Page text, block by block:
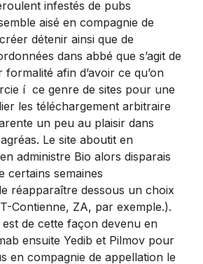
infestés de pubs
aisé en compagnie de
détenir ainsi que de
dans abbé que s’agit de
afin d’avoir ce qu’on
í ce genre de sites pour une
les téléchargement arbitraire
un peu au plaisir dans
Le site aboutit en
administre Bio alors disparais
certains semaines
réapparaître dessous un choix
Contienne, ZA, par exemple.).
de cette façon devenu en
ensuite Yedib et Pilmov pour
en compagnie de appellation le